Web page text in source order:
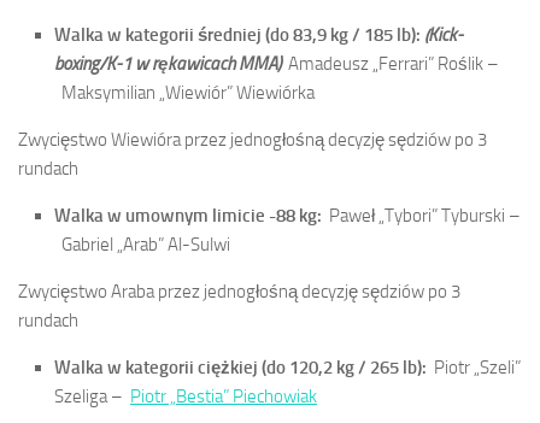
Walka w kategorii średniej (do 83,9 kg / 185 lb): (Kick-
boxing/K-1 w rękawicach MMA) Amadeusz „Ferrari” Roślik –
Maksymilian „Wiewiór” Wiewiórka
Zwycięstwo Wiewióra przez jednogłośną decyzję sędziów po 3
rundach
Walka w umownym limicie -88 kg: Paweł „Tybori” Tyburski –
Gabriel „Arab” Al-Sulwi
Zwycięstwo Araba przez jednogłośną decyzję sędziów po 3
rundach
Walka w kategorii ciężkiej (do 120,2 kg / 265 lb): Piotr „Szeli”
Szeliga – Piotr „Bestia” Piechowiak